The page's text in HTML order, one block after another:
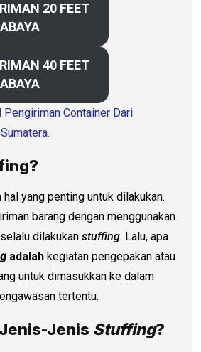
20 FEET
40 FEET
Pengiriman Container Dari
hal yang penting untuk dilakukan.
barang dengan menggunakan
dilakukan stuffing. Lalu, apa
adalah kegiatan pengepakan atau
untuk dimasukkan ke dalam
tertentu.
Jenis Stuffing?